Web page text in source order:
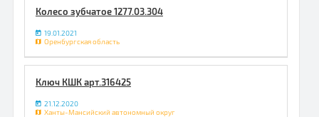
Колесо зубчатое 1277.03.304
19.01.2021
Оренбургская область
Ключ КШК арт.316425
21.12.2020
Ханты-Мансийский автономный округ